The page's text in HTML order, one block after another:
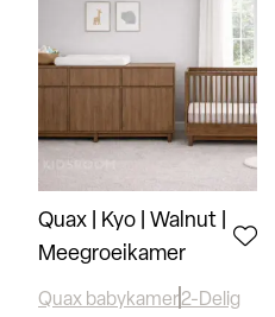
Quax | Kyo | Walnut |
Meegroeikamer
Quax babykamer2-Delig